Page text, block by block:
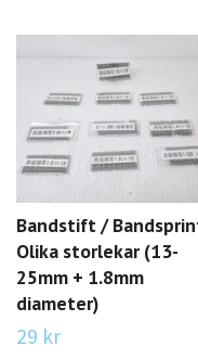
Bandstift /
Olika storlekar (13-
25mm + 1.8mm
diameter)
29 kr